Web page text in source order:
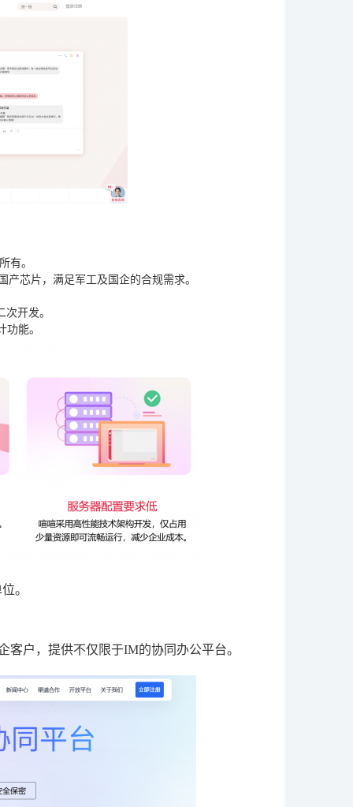
有。
芯片，满足军工及国企的合规需求。
开发。
能。
。
客户，提供不仅限于IM的协同办公平台。